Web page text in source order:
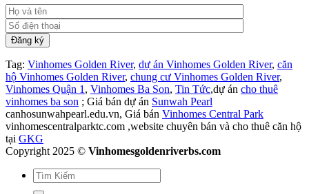
Tag: Vinhomes Golden River, dự án Vinhomes Golden River, căn
hộ Vinhomes Golden River, chung cư Vinhomes Golden River,
Vinhomes Quận 1 , Vinhomes Ba Son, Tin Tức,dự án cho thuê
vinhomes ba son ; Giá bán dự án Sunwah Pearl
canhosunwahpearl.edu.vn, Giá bán Vinhomes Central Park
vinhomescentralparktc.com ,website chuyên bán và cho thuê căn hộ
tại GKG
Copyright 2025 © Vinhomesgoldenriverbs.com